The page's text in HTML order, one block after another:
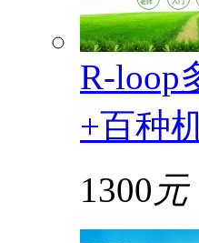
R-loop
+百种
1300 元